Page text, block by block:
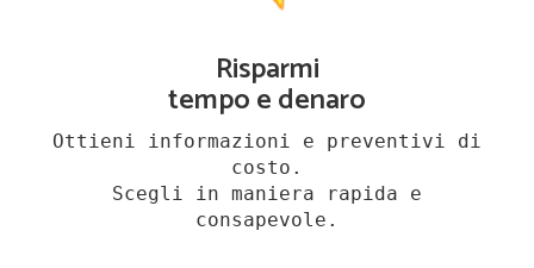
Risparmi
tempo e denaro
Ottieni informazioni e preventivi di
costo.
Scegli in maniera rapida e
consapevole.